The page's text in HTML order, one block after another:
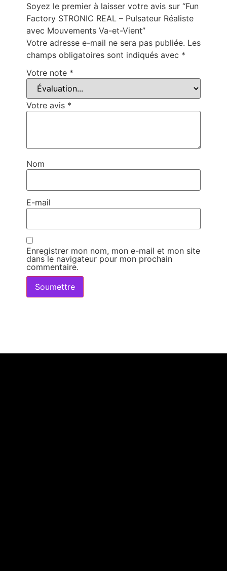
Soyez le premier à laisser votre avis sur “Fun
Factory STRONIC REAL – Pulsateur Réaliste
avec Mouvements Va-et-Vient”
Votre adresse e-mail ne sera pas publiée. Les
champs obligatoires sont indiqués avec *
Votre note *
Votre avis *
Nom
E-mail
Enregistrer mon nom, mon e-mail et mon site
dans le navigateur pour mon prochain
commentaire.